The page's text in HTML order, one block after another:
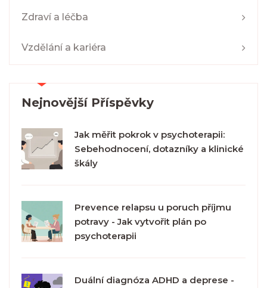
Zdraví a léčba
Vzdělání a kariéra
Nejnovější Příspěvky
Jak měřit pokrok v psychoterapii:
Sebehodnocení, dotazníky a klinické
škály
Prevence relapsu u poruch příjmu
potravy - Jak vytvořit plán po
psychoterapii
Duální diagnóza ADHD a deprese -